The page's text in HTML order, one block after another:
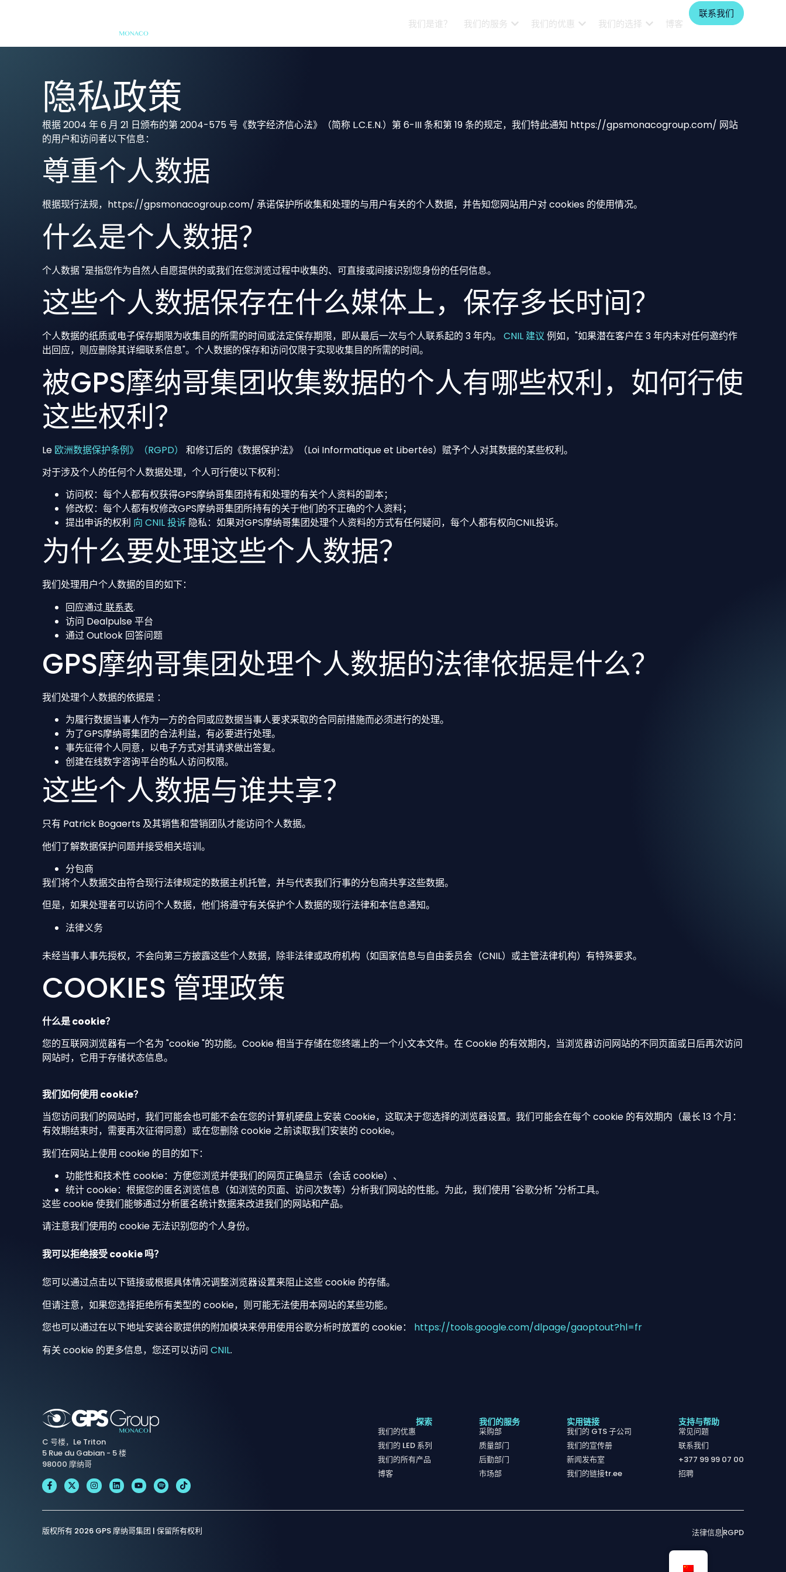
我们是谁？ 我们的服务 我们的优惠 我们的选择 博客
联系我们
隐私政策
根据 2004 年 6 月 21 日颁布的第 2004-575 号《数字经济信心法》（简称 L.C.E.N.）第 6-III 条和第 19 条的规定，我们特此通知 https://gpsmonacogroup.com/ 网站
的用户和访问者以下信息：
尊重个人数据
根据现行法规，https://gpsmonacogroup.com/ 承诺保护所收集和处理的与用户有关的个人数据，并告知您网站用户对 cookies 的使用情况。
什么是个人数据？
个人数据 "是指您作为自然人自愿提供的或我们在您浏览过程中收集的、可直接或间接识别您身份的任何信息。
这些个人数据保存在什么媒体上，保存多长时间？
个人数据的纸质或电子保存期限为收集目的所需的时间或法定保存期限，即从最后一次与个人联系起的 3 年内。 CNIL 建议例如，"如果潜在客户在 3 年内未对任何邀约作
出回应，则应删除其详细联系信息"。个人数据的保存和访问仅限于实现收集目的所需的时间。
被GPS摩纳哥集团收集数据的个人有哪些权利，如何行使
这些权利？
Le 欧洲数据保护条例》（RGPD）
和修订后的《数据保护法》（Loi Informatique et Libertés）赋予个人对其数据的某些权利。
对于涉及个人的任何个人数据处理，个人可行使以下权利：
访问权：每个人都有权获得GPS摩纳哥集团持有和处理的有关个人资料的副本；
修改权：每个人都有权修改GPS摩纳哥集团所持有的关于他们的不正确的个人资料；
提出申诉的权利 向 CNIL 投诉 隐私：如果对GPS摩纳哥集团处理个人资料的方式有任何疑问，每个人都有权向CNIL投诉。
为什么要处理这些个人数据？
我们处理用户个人数据的目的如下：
回应通过联系表.
访问 Dealpulse 平台
通过 Outlook 回答问题
GPS摩纳哥集团处理个人数据的法律依据是什么？
我们处理个人数据的依据是 ：
为履行数据当事人作为一方的合同或应数据当事人要求采取的合同前措施而必须进行的处理。
为了GPS摩纳哥集团的合法利益，有必要进行处理。
事先征得个人同意，以电子方式对其请求做出答复。
创建在线数字咨询平台的私人访问权限。
这些个人数据与谁共享？
只有 Patrick Bogaerts 及其销售和营销团队才能访问个人数据。
他们了解数据保护问题并接受相关培训。
分包商
我们将个人数据交由符合现行法律规定的数据主机托管，并与代表我们行事的分包商共享这些数据。
但是，如果处理者可以访问个人数据，他们将遵守有关保护个人数据的现行法律和本信息通知。
法律义务
未经当事人事先授权，不会向第三方披露这些个人数据，除非法律或政府机构（如国家信息与自由委员会（CNIL）或主管法律机构）有特殊要求。
COOKIES 管理政策
什么是 cookie？
您的互联网浏览器有一个名为 "cookie "的功能。Cookie 相当于存储在您终端上的一个小文本文件。在 Cookie 的有效期内，当浏览器访问网站的不同页面或日后再次访问
网站时，它用于存储状态信息。
我们如何使用 cookie？
当您访问我们的网站时，我们可能会也可能不会在您的计算机硬盘上安装 Cookie，这取决于您选择的浏览器设置。我们可能会在每个 cookie 的有效期内（最长 13 个月：
有效期结束时，需要再次征得同意）或在您删除 cookie 之前读取我们安装的 cookie。
我们在网站上使用 cookie 的目的如下：
功能性和技术性 cookie：方便您浏览并使我们的网页正确显示（会话 cookie）、
统计 cookie：根据您的匿名浏览信息（如浏览的页面、访问次数等）分析我们网站的性能。为此，我们使用 "谷歌分析 "分析工具。
这些 cookie 使我们能够通过分析匿名统计数据来改进我们的网站和产品。
请注意我们使用的 cookie 无法识别您的个人身份。
我可以拒绝接受 cookie 吗？
您可以通过点击以下链接或根据具体情况调整浏览器设置来阻止这些 cookie 的存储。
但请注意，如果您选择拒绝所有类型的 cookie，则可能无法使用本网站的某些功能。
您也可以通过在以下地址安装谷歌提供的附加模块来停用使用谷歌分析时放置的 cookie： https://tools.google.com/dlpage/gaoptout?hl=fr
有关 cookie 的更多信息，您还可以访问 CNIL.
C 号楼，Le Triton
5 Rue du Gabian - 5 楼
98000 摩纳哥
探索
我们的优惠
我们的 LED 系列
我们的所有产品
博客
我们的服务
采购部
质量部门
后勤部门
市场部
实用链接
我们的 GTS 子公司
我们的宣传册
新闻发布室
我们的链接tr.ee
支持与帮助
常见问题
联系我们
+377 99 99 07 00
招聘
版权所有 2026 GPS 摩纳哥集团 | 保留所有权利 法律信息RGPD